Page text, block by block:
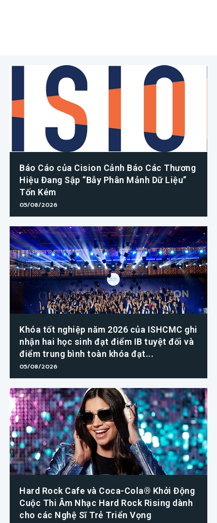
Báo Cáo của Cision Cảnh Báo Các Thương
Hiệu Đang Sập “Bẫy Phân Mảnh Dữ Liệu”
Tốn Kém
05/08/2026
Khóa tốt nghiệp năm 2026 của ISHCMC ghi
nhận hai học sinh đạt điểm IB tuyệt đối và
điểm trung bình toàn khóa đạt...
05/08/2026
Hard Rock Cafe và Coca-Cola® Khởi Động
Cuộc Thi Âm Nhạc Hard Rock Rising dành
cho các Nghệ Sĩ Trẻ Triển Vọng